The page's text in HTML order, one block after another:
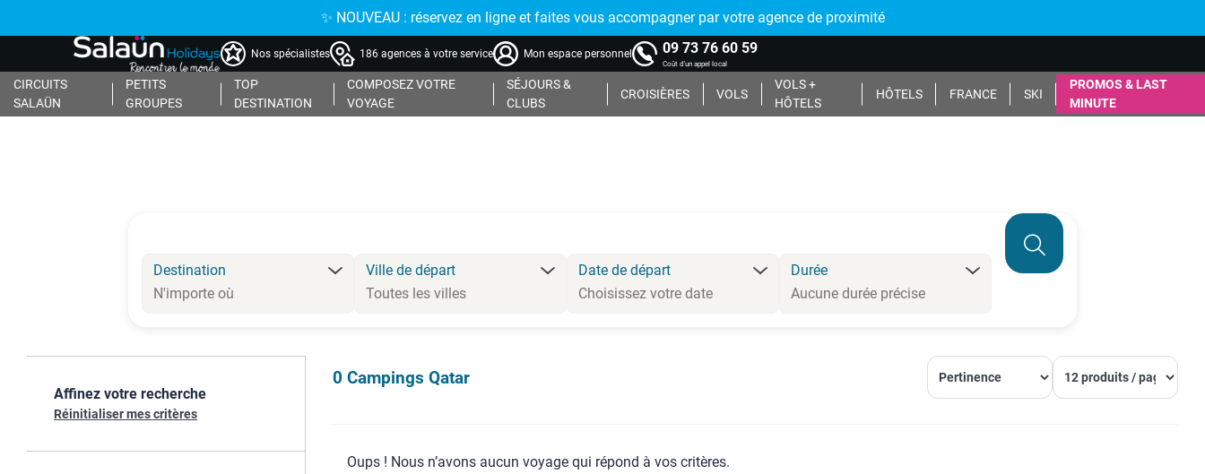
✨ NOUVEAU : réservez en ligne et faites vous accompagner par votre agence de proximité
Nos spécialistes 186 agences à votre service Mon espace personnel 09 73 76 60 59
Coût d'un appel local
CIRCUITS
SALAÜN
PETITS
GROUPES
TOP
DESTINATION
COMPOSEZ VOTRE
VOYAGE
SÉJOURS &
CLUBS
CROISIÈRES VOLS
VOLS +
HÔTELS
HÔTELS FRANCE SKI
PROMOS & LAST
MINUTE
Destination Ville de départ Date de départ Durée
Affinez votre recherche
Réinitialiser mes critères
0 Campings Qatar
Oups ! Nous n’avons aucun voyage qui répond à vos critères.